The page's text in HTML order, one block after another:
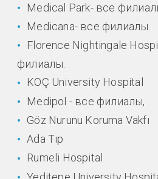
Medical Park- все
Medicana- все филиалы.
Florence Nightingale
филиалы.
KOÇ University Hospital
Medipol - все филиалы,
Göz Nurunu Koruma Vakfı
Ada Tıp
Rumeli Hospital